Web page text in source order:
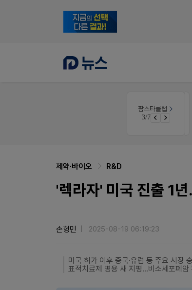
팜스타클럽
3/7
이달의 약국 신제품(8월호)
제약·바이오 R&D
'렉라자' 미국 진출 1
손형민 2025-08-19 06:19:23
미국 허가 이후 중국·유럽 등 주요 시장
표적치료제 병용 새 지평…비소세포폐암